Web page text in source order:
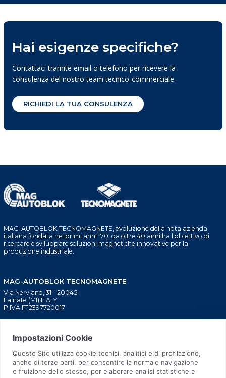
Hai esigenze specifiche?
Contattaci tramite email o telefono per ricevere la
consulenza del nostro team tecnico-commerciale.
RICHIEDI LA TUA CONSULENZA
MAG-AUTOBLOK TECNOMAGNETE, evoluzione della nota azienda
italiana fondata nei primi anni '70, da oltre 40 anni ha l'obiettivo di
ricercare e sviluppare soluzioni magnetiche innovative per la
produzione industriale.
MAG-AUTOBLOK TECNOMAGNETE
Via Nerviano, 31 - 20045
Lainate (MI) ITALY
P.IVA IT12397720017
BLOCAGGIO MACCHINE